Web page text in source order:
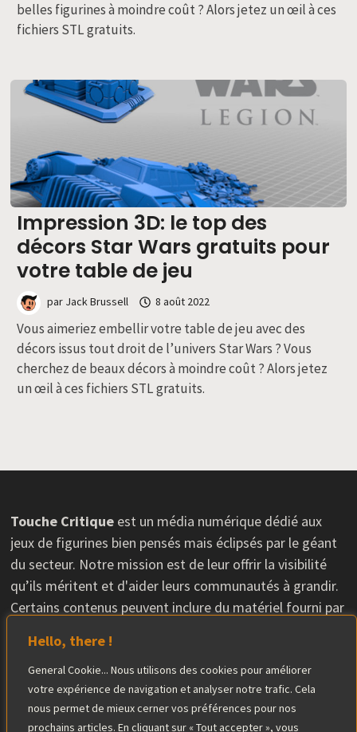
Hello, there !
General Cookie... Nous utilisons des cookies pour améliorer
votre expérience de navigation et analyser notre trafic. Cela
nous permet de mieux cerner vos préférences pour nos
prochains articles. En cliquant sur « Tout accepter », vous
belles figurines à moindre coût ? Alors jetez un œil à ces
fichiers STL gratuits.
Impression 3D: le top des
décors Star Wars gratuits pour
votre table de jeu
par Jack Brussell 8 août 2022
Vous aimeriez embellir votre table de jeu avec des
décors issus tout droit de l’univers Star Wars ? Vous
cherchez de beaux décors à moindre coût ? Alors jetez
un œil à ces fichiers STL gratuits.
Touche Critique est un média numérique dédié aux
jeux de figurines bien pensés mais éclipsés par le géant
du secteur. Notre mission est de leur offrir la visibilité
qu’ils méritent et d'aider leurs communautés à grandir.
Certains contenus peuvent inclure du matériel fourni par
éditoriale conserve une totale indépendance dans ses
critiques.
En savoir plus